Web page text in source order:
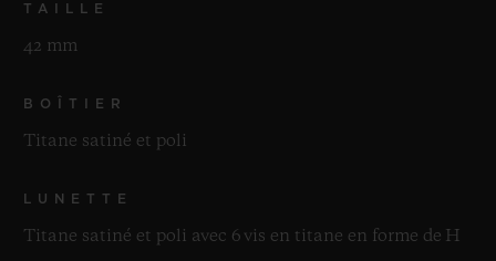
TAILLE
42 mm
BOÎTIER
Titane satiné et poli
LUNETTE
Titane satiné et poli avec 6 vis en titane en forme de H